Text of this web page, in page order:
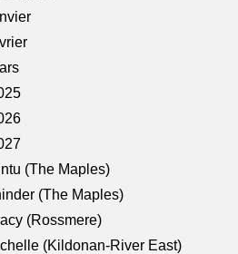
(The Maples)
(The Maples)
(Rossmere)
(Kildonan-River East)